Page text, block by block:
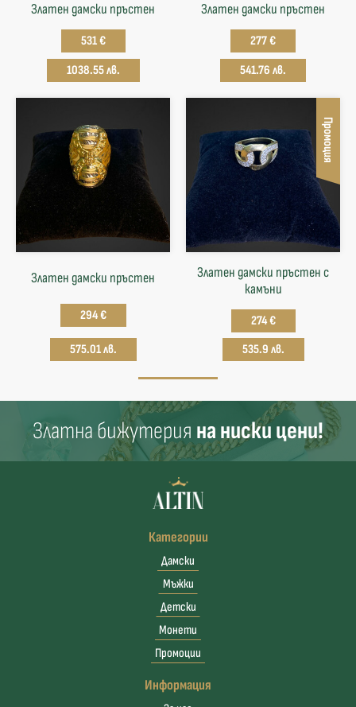
Златен дамски пръстен
531 €
1038.55 лв.
Златен дамски пръстен
277 €
541.76 лв.
Златен дамски пръстен
294 €
575.01 лв.
Промоция
Златен дамски пръстен с
камъни
274 €
535.9 лв.
Златна бижутерия на ниски цени!
Категории
Дамски
Мъжки
Детски
Монети
Промоции
Информация